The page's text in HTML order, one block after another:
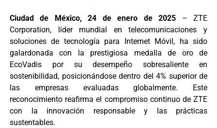
Ciudad de México, 24 de enero de 2025 – ZTE
Corporation, líder mundial en telecomunicaciones y
soluciones de tecnología para Internet Móvil, ha sido
galardonada con la prestigiosa medalla de oro de
EcoVadis por su desempeño sobresaliente en
sostenibilidad, posicionándose dentro del 4% superior de
las empresas evaluadas globalmente. Este
reconocimiento reafirma el compromiso continuo de ZTE
con la innovación responsable y las prácticas
sustentables.